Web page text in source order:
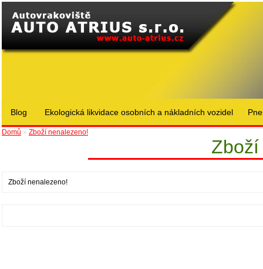
Blog Ekologická likvidace osobních a nákladních vozidel
Domů » Zboží nenalezeno!
Zboží nenalezeno!